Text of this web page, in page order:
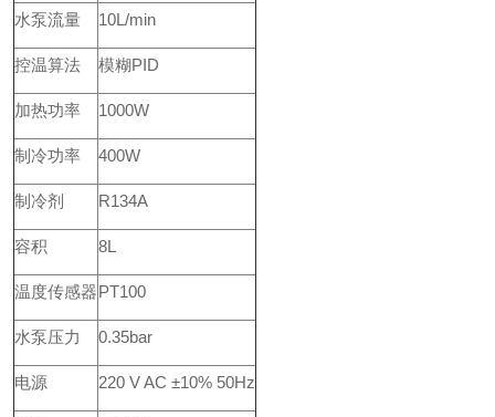
水泵流量 10L/min
控温算法 模糊PID
加热功率 1000W
制冷功率 400W
制冷剂 R134A
容积 8L
温度传感器PT100
水泵压力 0.35bar
电源 220 V AC ±10% 50Hz